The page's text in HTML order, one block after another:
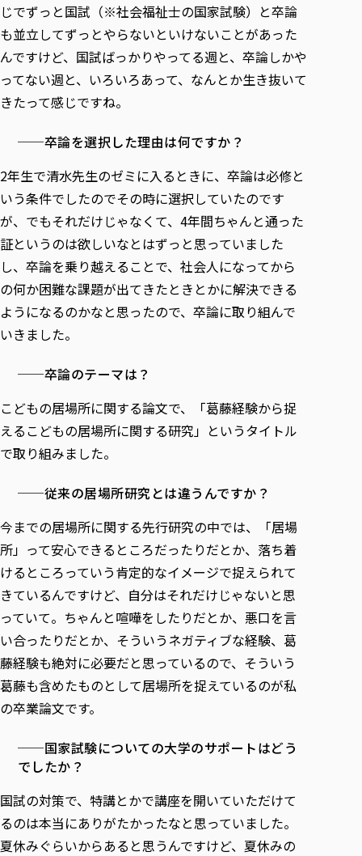
じでずっと国試（※社会福祉士の国家試験）と卒論
も並立してずっとやらないといけないことがあった
んですけど、国試ばっかりやってる週と、卒論しかや
ってない週と、いろいろあって、なんとか生き抜いて
きたって感じですね。
──卒論を選択した理由は何ですか？
2年生で清水先生のゼミに入るときに、卒論は必修と
いう条件でしたのでその時に選択していたのです
が、でもそれだけじゃなくて、4年間ちゃんと通った
証というのは欲しいなとはずっと思っていました
し、卒論を乗り越えることで、社会人になってから
の何か困難な課題が出てきたときとかに解決できる
ようになるのかなと思ったので、卒論に取り組んで
いきました。
──卒論のテーマは？
こどもの居場所に関する論文で、「葛藤経験から捉
えるこどもの居場所に関する研究」というタイトル
で取り組みました。
──従来の居場所研究とは違うんですか？
今までの居場所に関する先行研究の中では、「居場
所」って安心できるところだったりだとか、落ち着
けるところっていう肯定的なイメージで捉えられて
きているんですけど、自分はそれだけじゃないと思
っていて。ちゃんと喧嘩をしたりだとか、悪口を言
い合ったりだとか、そういうネガティブな経験、葛
藤経験も絶対に必要だと思っているので、そういう
葛藤も含めたものとして居場所を捉えているのが私
の卒業論文です。
──国家試験についての大学のサポートはどう
でしたか？
国試の対策で、特講とかで講座を開いていただけて
るのは本当にありがたかったなと思っていました。
夏休みぐらいからあると思うんですけど、夏休みの